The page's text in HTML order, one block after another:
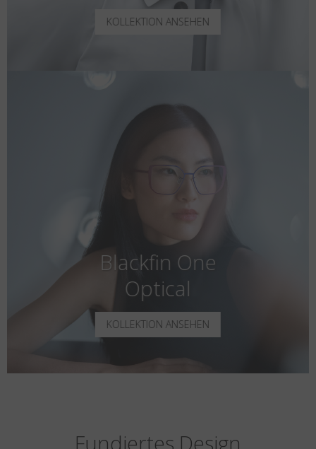
KOLLEKTION ANSEHEN
Blackfin One
Optical
KOLLEKTION ANSEHEN
Fundiertes Design